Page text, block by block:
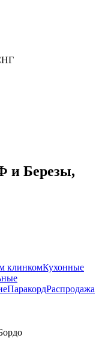
и Березы,
клинкомКухонные
ПаракордРаспродажа